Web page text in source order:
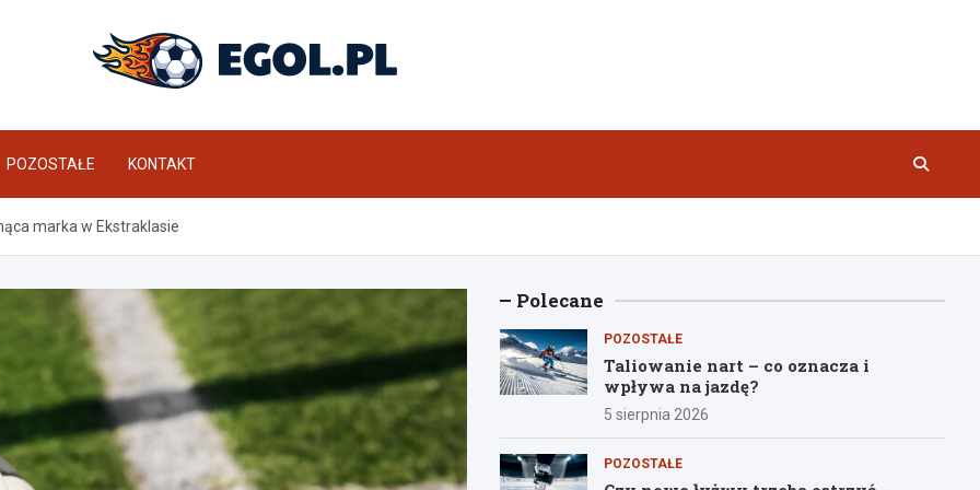
eGol.pl
POZOSTAŁE KONTAKT
marka w Ekstraklasie
Polecane
POZOSTAŁE
Taliowanie nart – co oznacza i
wpływa na jazdę?
5 sierpnia 2026
POZOSTAŁE